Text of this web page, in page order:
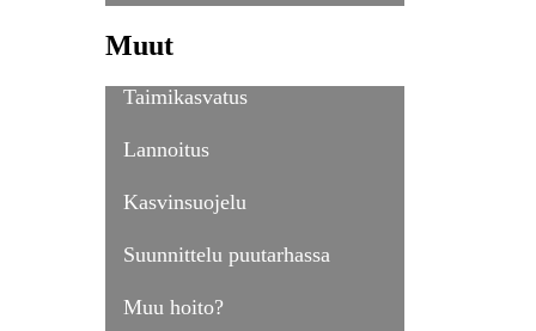
Muut
Taimikasvatus
Lannoitus
Kasvinsuojelu
Suunnittelu puutarhassa
Muu hoito?